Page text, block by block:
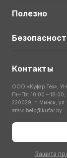
Полезно
Контакты
ООО «Куфар Тех»,
Пн-Пт: 10:00 – 18:00;
220029, г. Минск,
этаж help@kufar.by
Защита